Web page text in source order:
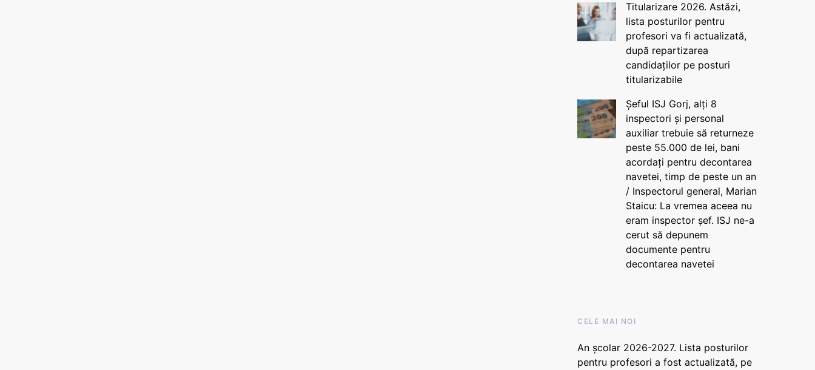
Titularizare 2026. Astăzi,
lista posturilor pentru
profesori va fi actualizată,
după repartizarea
candidaților pe posturi
titularizabile
Șeful ISJ Gorj, alți 8
inspectori și personal
auxiliar trebuie să returneze
peste 55.000 de lei, bani
acordați pentru decontarea
navetei, timp de peste un an
/ Inspectorul general, Marian
Staicu: La vremea aceea nu
eram inspector șef. ISJ ne-a
cerut să depunem
documente pentru
decontarea navetei
CELE MAI NOI
An școlar 2026-2027. Lista posturilor
pentru profesori a fost actualizată, pe